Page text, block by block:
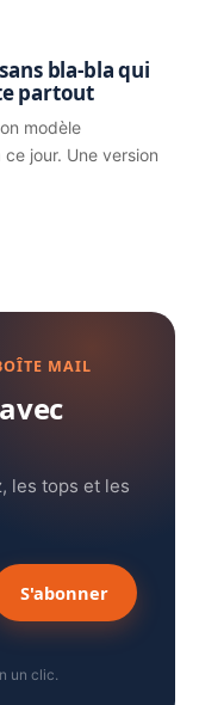
bla-bla qui
partout
modèle
jour. Une version
MAIL
les tops et les
S'abonner
un clic.